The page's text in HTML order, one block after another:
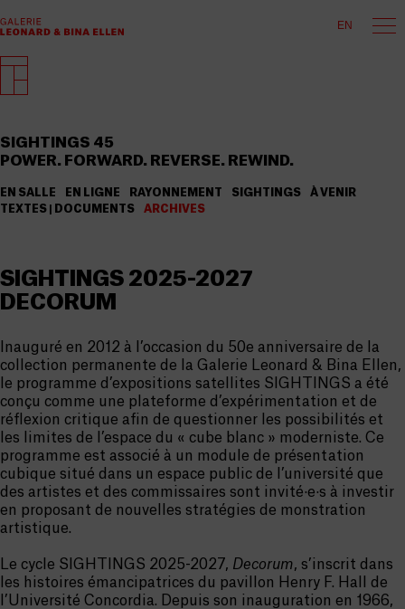
EN
SIGHTINGS 45
POWER. FORWARD. REVERSE. REWIND.
EN SALLE EN LIGNE RAYONNEMENT SIGHTINGS
À VENIR
TEXTES | DOCUMENTS
ARCHIVES
SIGHTINGS 2025-2027
DECORUM
Inauguré en 2012 à l’occasion du 50e anniversaire de la
collection permanente de la Galerie Leonard & Bina Ellen,
le programme d’expositions satellites SIGHTINGS a été
conçu comme une plateforme d’expérimentation et de
réflexion critique afin de questionner les possibilités et
les limites de l’espace du « cube blanc » moderniste. Ce
programme est associé à un module de présentation
cubique situé dans un espace public de l’université que
des artistes et des commissaires sont invité·e·s à investir
en proposant de nouvelles stratégies de monstration
artistique.
Le cycle SIGHTINGS 2025-2027, Decorum, s’inscrit dans
les histoires émancipatrices du pavillon Henry F. Hall de
l’Université Concordia. Depuis son inauguration en 1966,